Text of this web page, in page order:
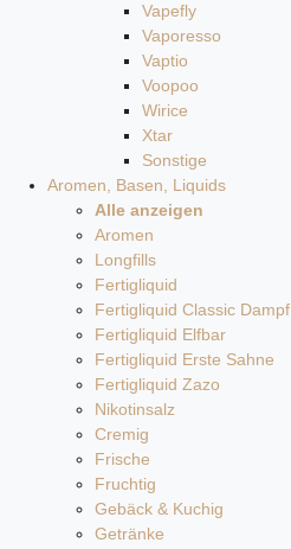
Vapefly
Vaporesso
Vaptio
Voopoo
Wirice
Xtar
Sonstige
Aromen, Basen, Liquids
Alle anzeigen
Aromen
Longfills
Fertigliquid
Fertigliquid Classic Dampf
Fertigliquid Elfbar
Fertigliquid Erste Sahne
Fertigliquid Zazo
Nikotinsalz
Cremig
Frische
Fruchtig
Gebäck & Kuchig
Getränke